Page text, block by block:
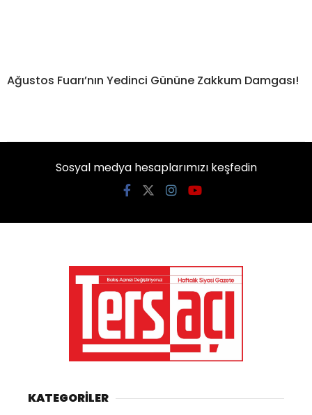
Ağustos Fuarı’nın Yedinci Gününe Zakkum Damgası!
Sosyal medya hesaplarımızı keşfedin
KATEGORİLER